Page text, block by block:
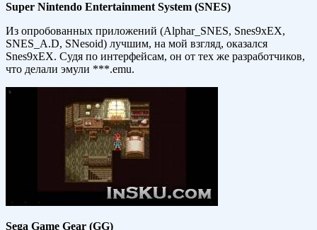
Super Nintendo Entertainment System (SNES)
Из опробованных приложений (Alphar_SNES, Snes9xEX,
SNES_A.D, SNesoid) лучшим, на мой взгляд, оказался
Snes9xEX. Судя по интерфейсам, он от тех же разработчиков,
что делали эмули ***.emu.
Sega Game Gear (GG)